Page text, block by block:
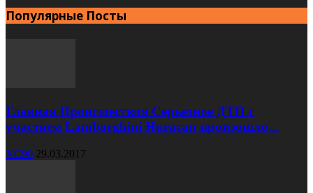
Популярные Посты
Главная Происшествия Серьезное ДТП с
участием Lamborghini Huracan произошло...
XC90 29.03.2017